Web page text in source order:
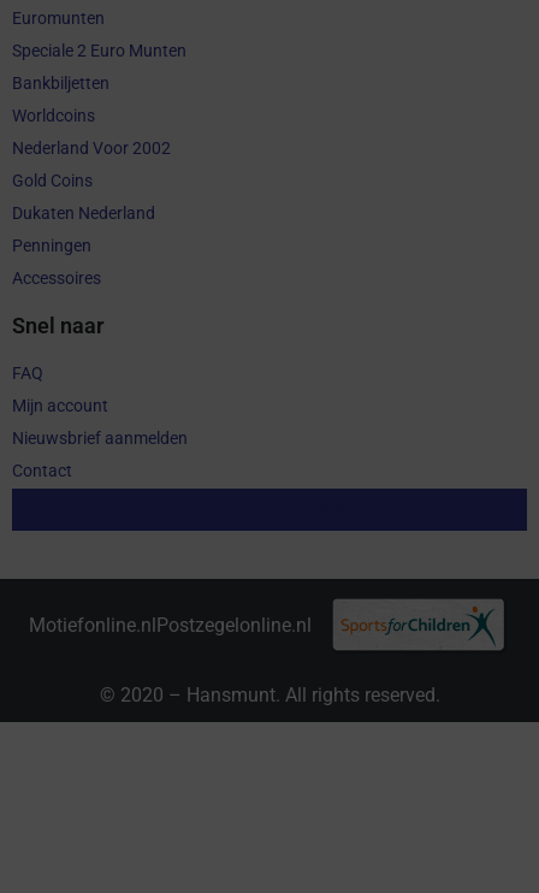
Euromunten
Speciale 2 Euro Munten
Bankbiljetten
Worldcoins
Nederland Voor 2002
Gold Coins
Dukaten Nederland
Penningen
Accessoires
Snel naar
FAQ
Mijn account
Nieuwsbrief aanmelden
Contact
Motiefonline.nl Postzegelonline.nl
© 2020 – Hansmunt. All rights reserved.